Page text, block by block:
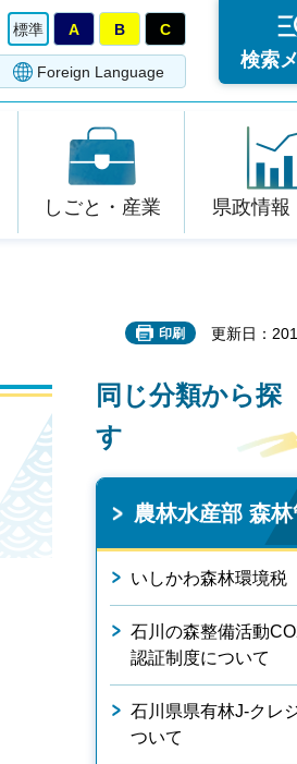
標準 A B C
Foreign Language
検索
しごと・産業 県政情報
印刷 更新日：
同じ分類から探
す
農林水産部 森
いしかわ森林環境税
石川の森整備活動
認証制度について
石川県県有林J-クレ
ついて